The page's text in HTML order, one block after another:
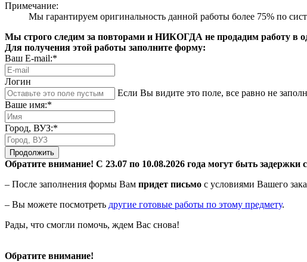
Примечание:
Мы гарантируем оригинальность данной работы более 75% по
Мы строго следим за повторами и НИКОГДА не продадим работу в
Для получения этой работы заполните форму:
Ваш E-mail:*
Логин
Если Вы видите это поле, все равно не
Ваше имя:*
Город, ВУЗ:*
Продолжить
Обратите внимание! С 23.07 по 10.08.2026 года могут быть
– После заполнения формы Вам придет письмо с условиями Вашего
– Вы можете посмотреть другие готовые работы по этому предмету.
Рады, что смогли помочь, ждем Вас снова!
Обратите внимание!